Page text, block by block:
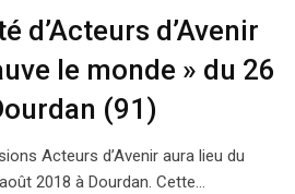
d’Acteurs d’Avenir
le monde » du 26
(91)
Acteurs d’Avenir aura lieu du
2018 à Dourdan. Cette…